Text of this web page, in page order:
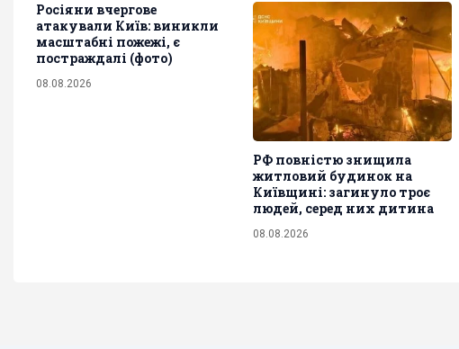
Росіяни вчергове
атакували Київ: виникли
масштабні пожежі, є
постраждалі (фото)
08.08.2026
РФ повністю знищила
житловий будинок на
Київщині: загинуло троє
людей, серед них дитина
08.08.2026